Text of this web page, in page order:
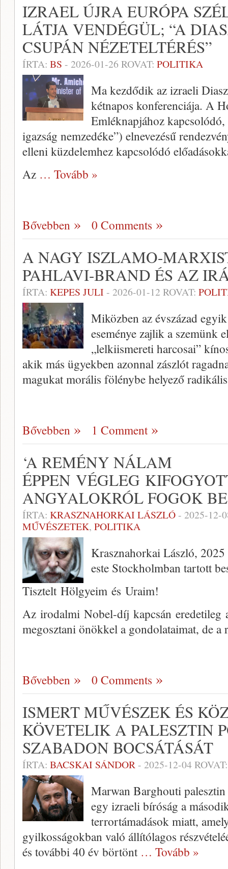
IZRAEL ÚJRA EURÓPA
LÁTJA VENDÉGÜL; “A
CSUPÁN NÉZETELTÉRÉS”
ÍRTA: BS - 2026-01-26 ROVAT: POLITIKA
Ma kezdődik az izraeli
kétnapos konferenciája. A
Emléknapjához
igazság nemzedéke”) elnevezésű
elleni küzdelemhez kapcsolódó
Az … Tovább »
Bővebben 0 Comments
A NAGY ISZLAMO-
PAHLAVI-BRAND ÉS AZ
ÍRTA: KEPES JULI - 2026-01-12 ROVAT:
Miközben az évszázad
eseménye zajlik a szemünk
„lelkiismereti harcosai”
akik más ügyekben azonnal zászlót
magukat morális fölénybe helyező
Bővebben 1 Comment
‘A REMÉNY NÁLAM
ÉPPEN VÉGLEG
ANGYALOKRÓL FOGOK
ÍRTA: KRASZNAHORKAI LÁSZLÓ- 2025-12-
MŰVÉSZETEK, POLITIKA
Krasznahorkai László,
este Stockholmban tartott
Tisztelt Hölgyeim és Uraim!
Az irodalmi Nobel-díj kapcsán eredetileg
megosztani önökkel a gondolataimat, de a
Bővebben 0 Comments
ISMERT MŰVÉSZEK ÉS
KÖVETELIK A PALESZTIN
SZABADON BOCSÁTÁSÁT
ÍRTA: BACSKAI SÁNDOR- 2025-12-04
Marwan Barghouti
egy izraeli bíróság a
terrortámadások miatt,
gyilkosságokban való állítólagos
és további 40 év börtönt … Tovább »